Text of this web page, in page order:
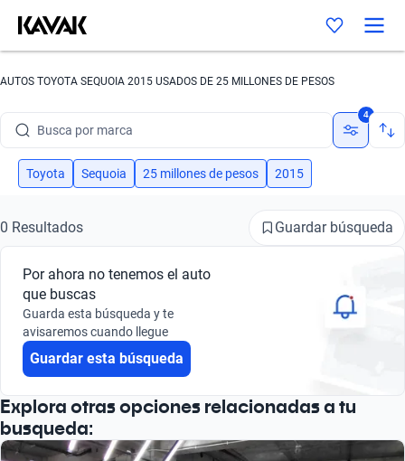
AUTOS TOYOTA SEQUOIA 2015 USADOS DE 25 MILLONES DE PESOS
Busca por marca
Busca por modelo
Busca por año
Busca por marca
Busca por modelo
Busca por año
4
Toyota Sequoia 25 millones de pesos 2015
0 Resultados Guardar búsqueda
Por ahora no tenemos el auto
que buscas
Guarda esta búsqueda y te
avisaremos cuando llegue
Guardar esta búsqueda
Explora otras opciones relacionadas a tu
busqueda: